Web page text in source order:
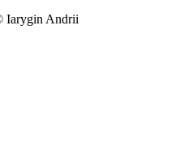
Iarygin Andrii